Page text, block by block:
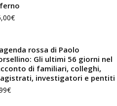
€
rossa di Paolo
Gli ultimi 56 giorni nel
di familiari, colleghi,
investigatori e pentiti
€